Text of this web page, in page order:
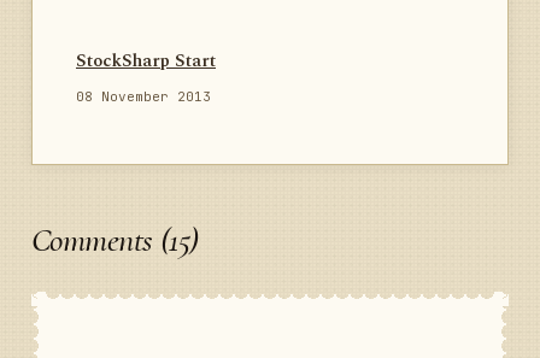
StockSharp Start
08 November 2013
Comments (15)